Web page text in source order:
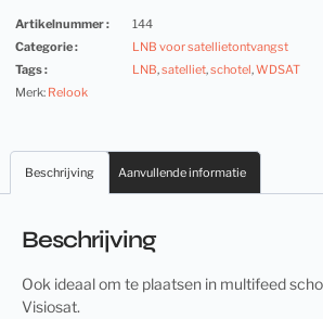
Artikelnummer :
144
Categorie :
LNB voor satellietontvangst
Tags :
LNB,satelliet,schotel,WDSAT
Merk: Relook
Beschrijving Aanvullende informatie
Beschrijving
Ook ideaal om te plaatsen in multifeed
Visiosat.